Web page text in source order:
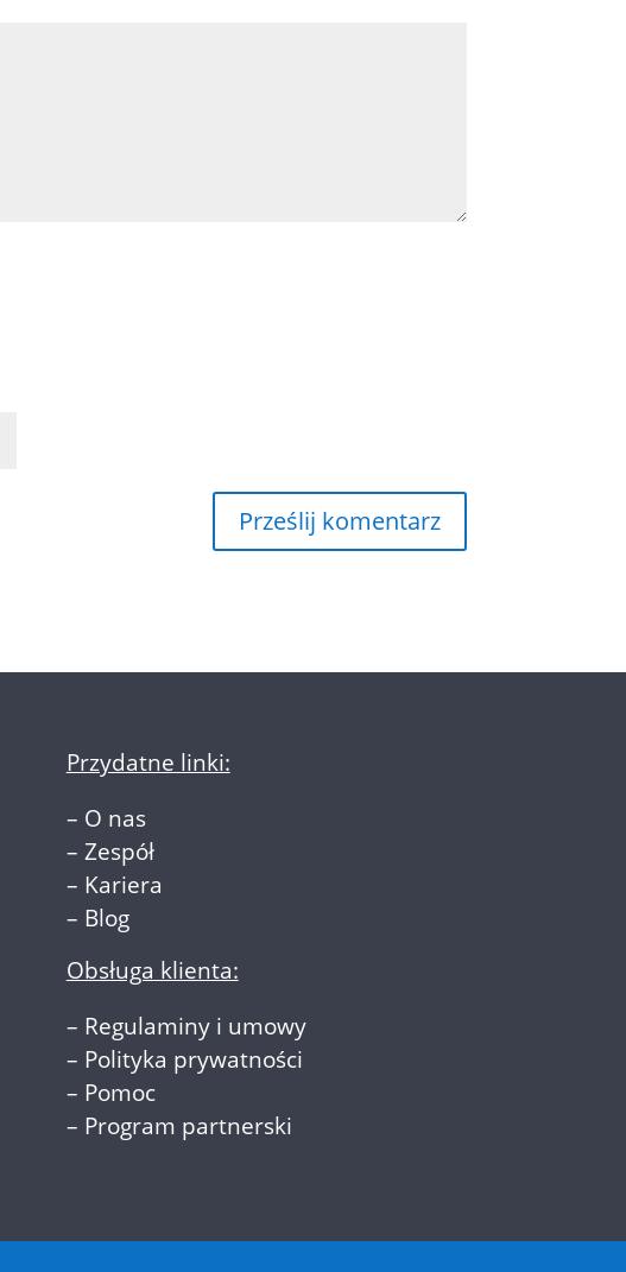
Przydatne linki:
– O nas
– Zespół
– Kariera
– Blog
Obsługa klienta:
– Regulaminy i umowy
– Polityka prywatności
– Pomoc
– Program partnerski